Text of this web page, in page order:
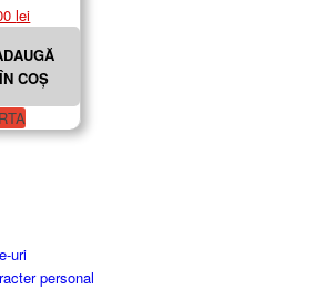
lei.
leiPrețul
este:
149.00 lei.
ÎN COȘ
uri
personal